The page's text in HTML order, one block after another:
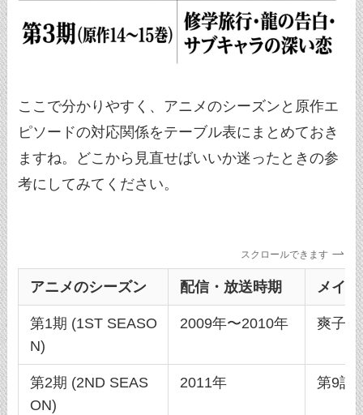
ここで分かりやすく、アニメのシーズンと原作エ
ピソードの対応関係をテーブル表にまとめておき
ますね。どこから見直せばいいか迷ったときの参
考にしてみてください。
スクロールできます
アニメのシーズン 配信・放送時期 メイ
第1期 (1ST SEASO
N)
2009年〜2010年 爽子
第2期 (2ND SEAS
ON)
2011年 第9話